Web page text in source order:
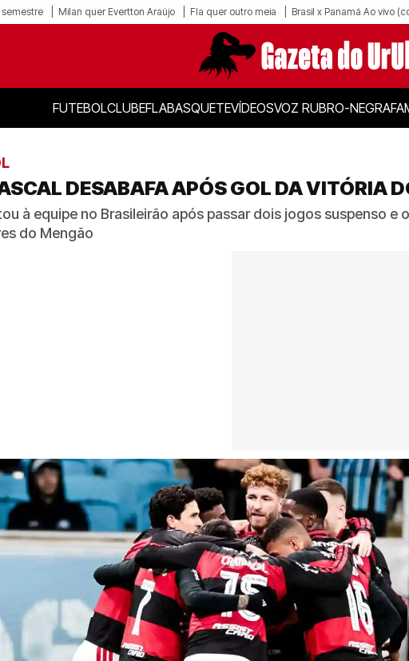
Milan quer Evertton Araújo Fla quer outro meia Brasil x Panamá Ao vivo
FUTEBOLCLUBEFLABASQUETEVÍDEOSVOZ RUBRO-NEGRA
DESABAFA APÓS GOL DA VITÓRIA
à equipe no Brasileirão após passar dois jogos suspenso
do Mengão